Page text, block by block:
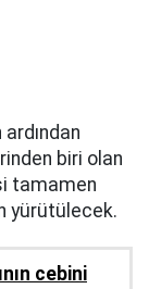
biri olan
tamamen
yürütülecek.
cebini